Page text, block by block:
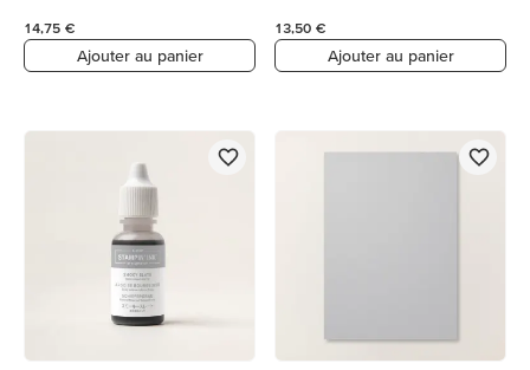
14,75 €
Ajouter au panier
13,50 €
Ajouter au panier